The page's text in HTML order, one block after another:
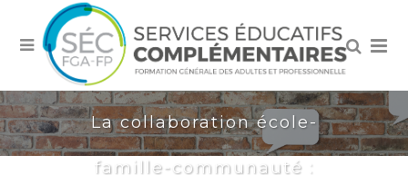
La collaboration école-
famille-communauté :